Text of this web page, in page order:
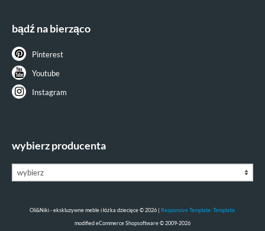
bądź na bierząco
Pinterest
Youtube
Instagram
wybierz producenta
Oli&Niki - ekskluzywne meble i łóżka dziecięce © 2026 | Responsive Template: Templatix
modified eCommerce Shopsoftware © 2009-2026